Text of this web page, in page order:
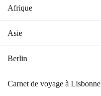
Afrique
Asie
Berlin
Carnet de voyage à Lisbonne